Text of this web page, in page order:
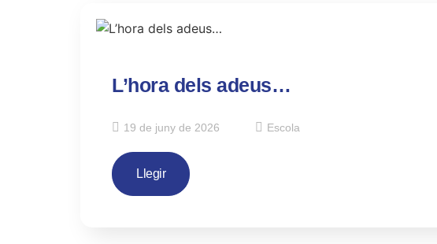
L’hora dels adeus…
19 de juny de 2026 Escola
Llegir